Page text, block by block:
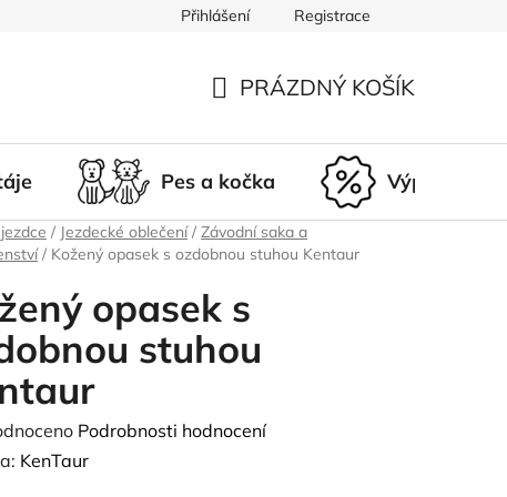
Doprava a platba Nepřevzetí zásilky
Přihlášení Registrace
KOŠÍK
PRÁZDNÝ KOŠÍK
Pes a kočka Výprodej
/ Jezdecké oblečení / Závodní saka a
/ Kožený opasek s ozdobnou stuhou Kentaur
opasek s
stuhou
Podrobnosti hodnocení
KenTaur